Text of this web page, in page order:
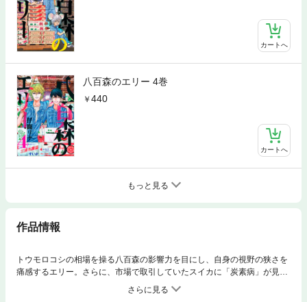
カートへ
八百森のエリー 4巻
440
カートへ
もっと見る
作品情報
トウモロコシの相場を操る八百森の影響力を目にし、自身の視野の狭さを
痛感するエリー。さらに、市場で取引していたスイカに「炭素病」が見つ
かり、宿敵のバイヤー・谷と現地視察に赴く事に……！！八百森青果に入
社して半年が経ち、少しだけ仲卸のことが解ってきたエリーとのりたま。